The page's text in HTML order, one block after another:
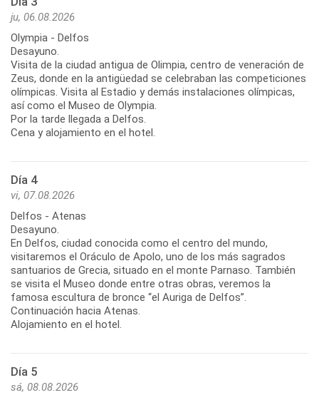
ju, 06.08.2026
Olympia - Delfos
Desayuno.
Visita de la ciudad antigua de Olimpia, centro de veneración de
Zeus, donde en la antigüedad se celebraban las competiciones
olímpicas. Visita al Estadio y demás instalaciones olímpicas,
así como el Museo de Olympia.
Por la tarde llegada a Delfos.
Cena y alojamiento en el hotel.
Día 4
vi, 07.08.2026
Delfos - Atenas
Desayuno.
En Delfos, ciudad conocida como el centro del mundo,
visitaremos el Oráculo de Apolo, uno de los más sagrados
santuarios de Grecia, situado en el monte Parnaso. También
se visita el Museo donde entre otras obras, veremos la
famosa escultura de bronce “el Auriga de Delfos”.
Continuación hacia Atenas.
Alojamiento en el hotel.
Día 5
sá, 08.08.2026